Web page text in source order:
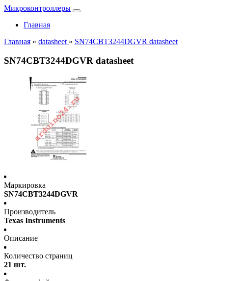
Микроконтроллеры
Главная
Главная » datasheet » SN74CBT3244DGVR datasheet
SN74CBT3244DGVR datasheet
Маркировка
SN74CBT3244DGVR
Производитель
Texas Instruments
Описание
Количество страниц
21 шт.